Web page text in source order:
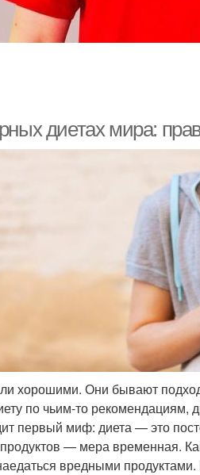
диетах мира:
хорошими. Они бывают
по чьим-то рекомендациям,
первый миф: диета — это
— мера временная.
вредными